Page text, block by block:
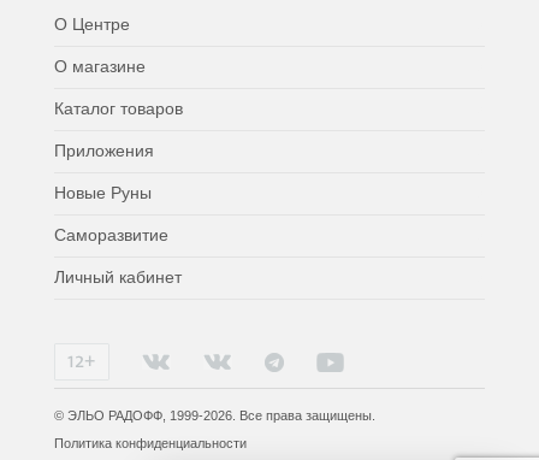
О Центре
О магазине
Каталог товаров
Приложения
Новые Руны
Саморазвитие
Личный кабинет
© ЭЛЬО РАДОФФ, 1999-2026. Все права защищены.
Политика конфиденциальности